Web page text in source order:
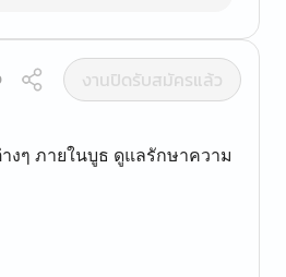
งานปิดรับสมัครแล้ว
งๆ ภายในบูธ ดูแลรักษาความ